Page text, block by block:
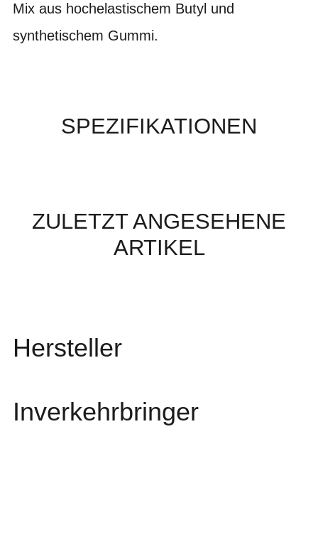
Mix aus hochelastischem Butyl und
synthetischem Gummi.
SPEZIFIKATIONEN
ZULETZT ANGESEHENE
ARTIKEL
Hersteller
Inverkehrbringer